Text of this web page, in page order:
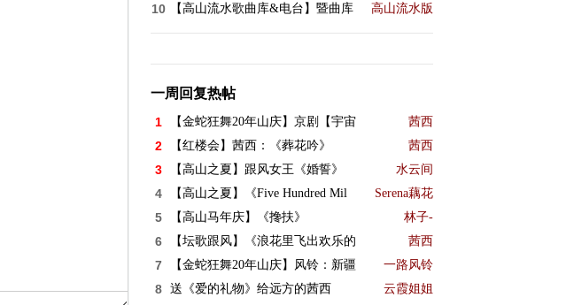
10 【高山流水歌曲库&电台】暨曲库 高山流水版
一周回复热帖
1 【金蛇狂舞20年山庆】京剧【宇宙 茜西
2 【红楼会】茜西：《葬花吟》 茜西
3 【高山之夏】跟风女王《婚誓》 水云间
4 【高山之夏】《Five Hundred Mil Serena藕花
5 【高山马年庆】《搀扶》 林子-
6 【坛歌跟风】《浪花里飞出欢乐的 茜西
7 【金蛇狂舞20年山庆】风铃：新疆 一路风铃
8 送《爱的礼物》给远方的茜西 云霞姐姐